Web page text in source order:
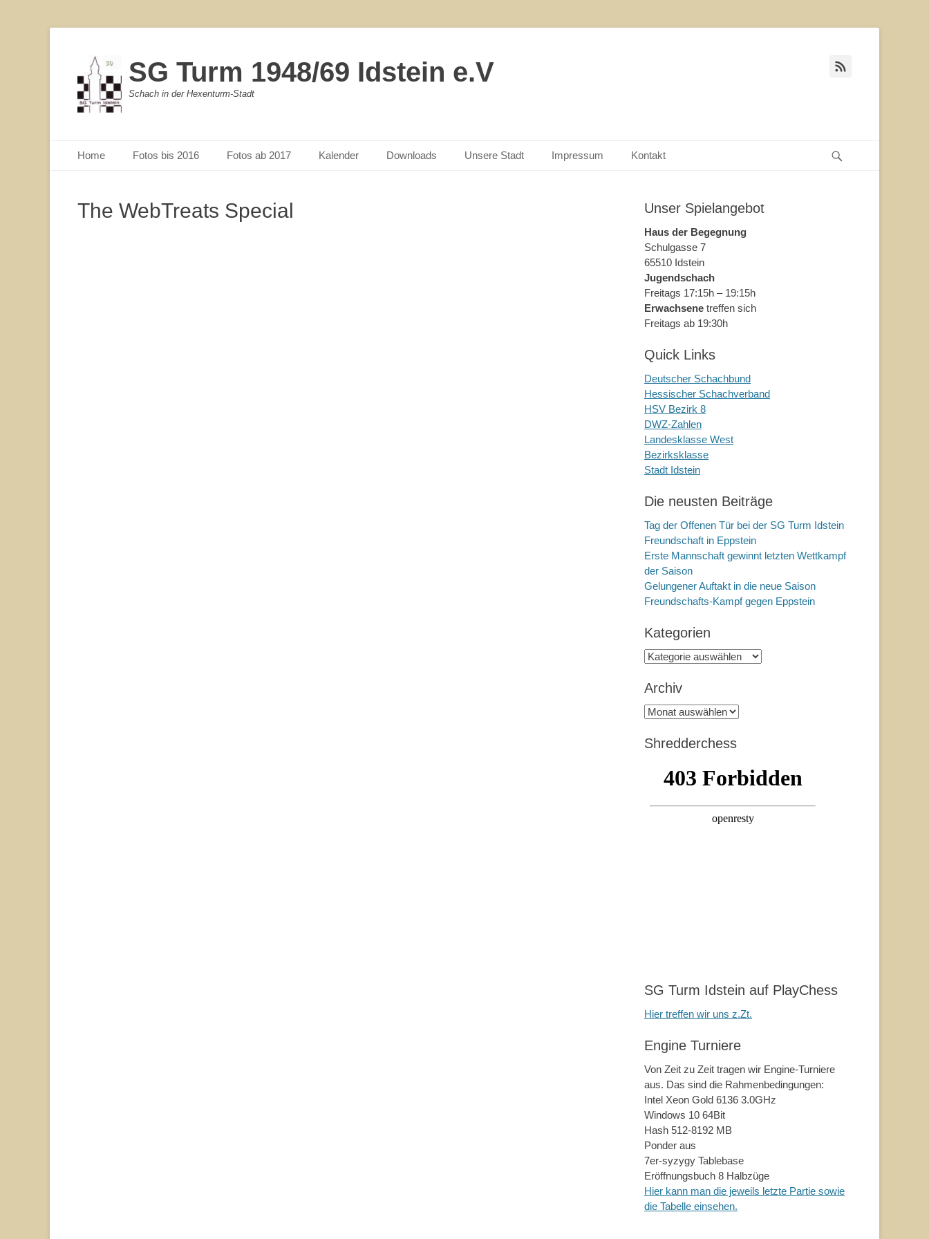
SG Turm 1948/69 Idstein e.V
Schach in der Hexenturm-Stadt
Primärmenu
Home Fotos bis 2016 Fotos ab 2017 Kalender Downloads Unsere Stadt Impressum Kontakt
The WebTreats Special Unser Spielangebot
Haus der Begegnung
Schulgasse 7
65510 Idstein
Jugendschach
Freitags 17:15h – 19:15h
Erwachsene treffen sich
Freitags ab 19:30h
Quick Links
Deutscher Schachbund
Hessischer Schachverband
HSV Bezirk 8
DWZ-Zahlen
Landesklasse West
Bezirksklasse
Stadt Idstein
Die neusten Beiträge
Tag der Offenen Tür bei der SG Turm Idstein
Freundschaft in Eppstein
Erste Mannschaft gewinnt letzten Wettkampf
der Saison
Gelungener Auftakt in die neue Saison
Freundschafts-Kampf gegen Eppstein
Kategorien
Kategorien
Archiv
Archiv
Shredderchess
SG Turm Idstein auf PlayChess
Hier treffen wir uns z.Zt.
Engine Turniere
Von Zeit zu Zeit tragen wir Engine-Turniere
aus. Das sind die Rahmenbedingungen:
Intel Xeon Gold 6136 3.0GHz
Windows 10 64Bit
Hash 512-8192 MB
Ponder aus
7er-syzygy Tablebase
Eröffnungsbuch 8 Halbzüge
Hier kann man die jeweils letzte Partie sowie
die Tabelle einsehen.